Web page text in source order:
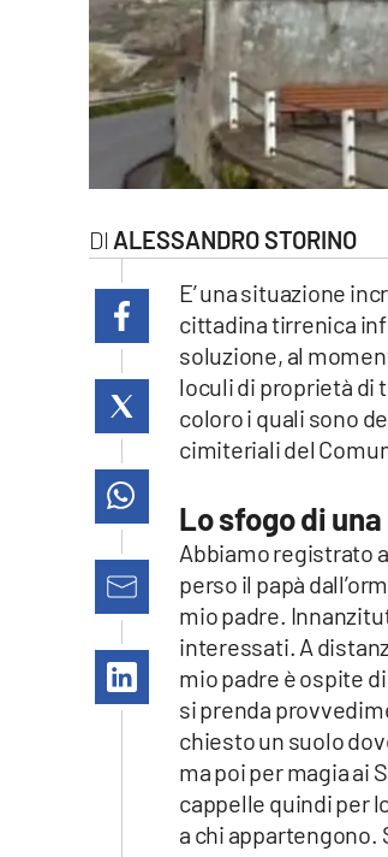
cosenzachannel.it
lacapitalenews.it
ALESSANDRO STORINO
E’ una situazione
cittadina tirrenica
soluzione, al
loculi di proprietà di
coloro i quali sono
cimiteriali del
Lo sfogo di
Abbiamo registrato
perso il papà
mio padre.
interessati. A
mio padre è ospite
si prenda
chiesto un suolo
ma poi per magia ai
cappelle quindi per
a chi appartengono.